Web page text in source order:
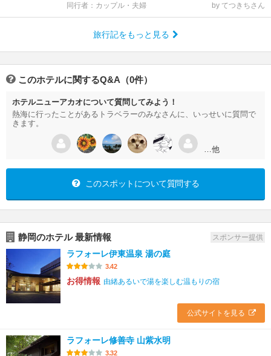
同行者：カップル・夫婦
by てつきちさん
旅行記をもっと見る
このホテルに関するQ&A（0件）
ホテルニューアカオについて質問してみよう！
熱海に行ったことがあるトラベラーのみなさんに、いっせいに質問で
きます。
…他
このスポットについて質問する
静岡のホテル 最新情報 スポンサー提供
ラフォーレ伊東温泉 湯の庭
3.42
お得情報 由緒あるいで湯を楽しむ温もりの宿
公式サイトを見る
ラフォーレ修善寺 山紫水明
3.32